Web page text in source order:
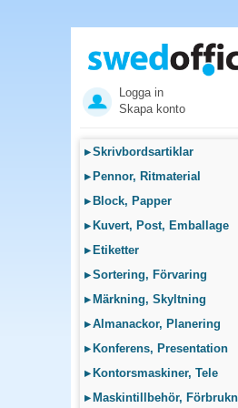
Logga in
Skapa konto
▸Skrivbordsartiklar
▸ Pennor, Ritmaterial
▸ Block, Papper
▸ Kuvert, Post, Emballage
▸ Etiketter
▸Sortering, Förvaring
▸ Märkning, Skyltning
▸Almanackor, Planering
▸ Konferens, Presentation
▸ Kontorsmaskiner, Tele
▸ Maskintillbehör,